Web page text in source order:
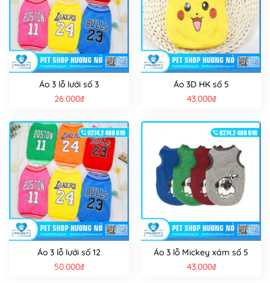
Áo 3 lỗ lưới số 3
26.000₫
Áo 3D HK số 5
43.000₫
Áo 3 lỗ lưới số 12
50.000₫
Áo 3 lỗ Mickey xám số 5
43.000₫